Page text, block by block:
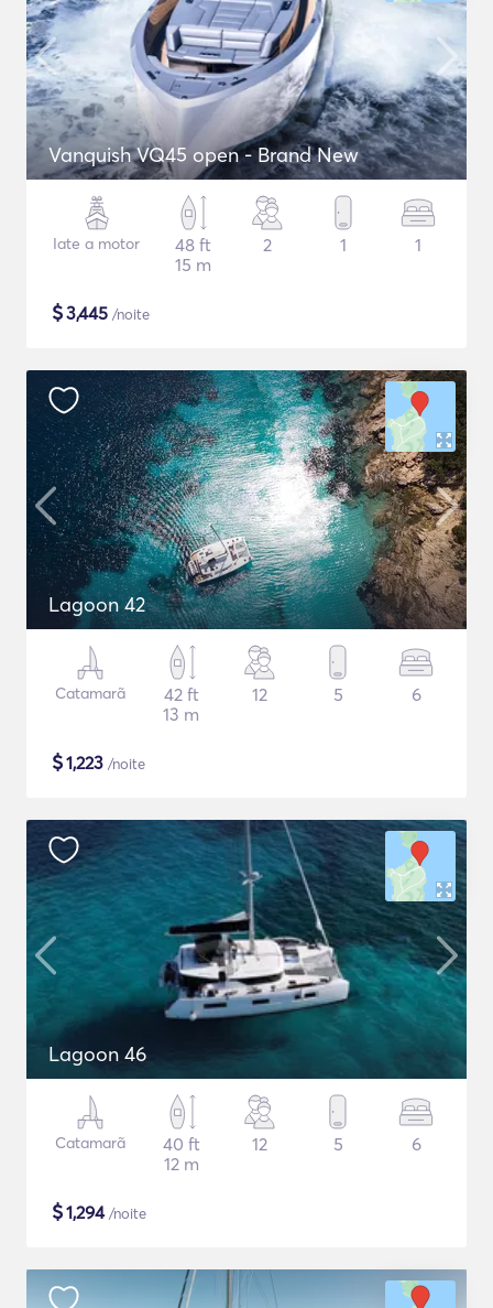
Vanquish VQ45 open - Brand New
Iate a motor
48 ft
15 m
2 1 1
$3,445 /noite
Lagoon 42
Catamarã
42 ft
13 m
12 5 6
$1,223 /noite
Lagoon 46
Catamarã
40 ft
12 m
12 5 6
$1,294/noite